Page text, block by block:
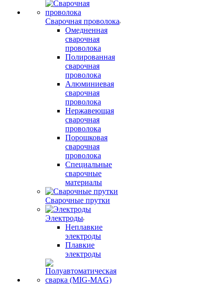
Сварочная проволока
Омедненная
сварочная
проволока
Полированная
сварочная
проволока
Алюминиевая
сварочная
проволока
Нержавеющая
сварочная
проволока
Порошковая
сварочная
проволока
Специальные
сварочные
материалы
Сварочные прутки
Электроды
Неплавкие
электроды
Плавкие
электроды